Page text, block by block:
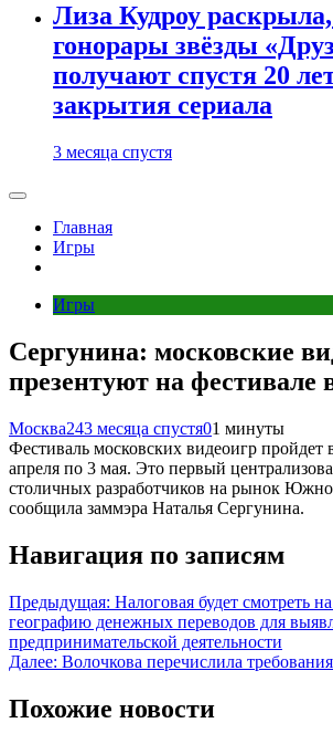
Лиза Кудроу
гонорары звёзды
получают спустя 20
закрытия сериала
3 месяца спустя
Главная
Игры
Игры
Сергунина: московские
презентуют на фестивале
Москва243 месяца спустя01 минуты
Фестиваль московских видеоигр пройдет
апреля по 3 мая. Это первый
столичных разработчиков на рынок
сообщила заммэра Наталья Сергунина.
Навигация по записям
Предыдущая: Налоговая будет смотреть
географию денежных переводов для
предпринимательской деятельности
Далее: Волочкова перечислила
Похожие новости